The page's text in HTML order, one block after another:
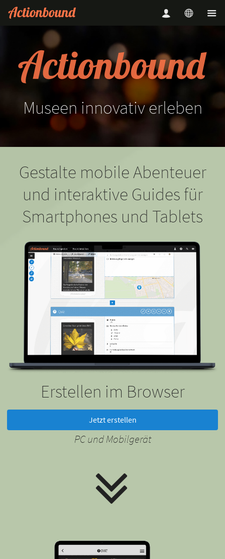
Museeninnovativerleben
Gestalte mobile Abenteuer
und interaktive Guides für
Smartphones und Tablets
Erstellen im Browser
Jetzt erstellen
PC und Mobilgerät